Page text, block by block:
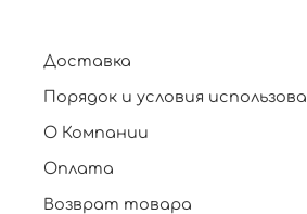
Доставка
Порядок и условия
О Компании
Оплата
Возврат товара